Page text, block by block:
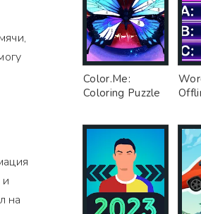
на
Color.Me:
Coloring Puzzle